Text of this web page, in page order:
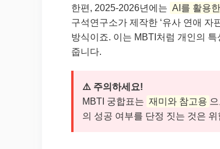
한편, 2025-2026년에는 AI를 활용
구석연구소가 제작한 ‘유사 연애 자
방식이죠. 이는 MBTI처럼 개인의
줍니다.
⚠️ 주의하세요!
MBTI 궁합표는 재미와 참고용
의 성공 여부를 단정 짓는 것은 위